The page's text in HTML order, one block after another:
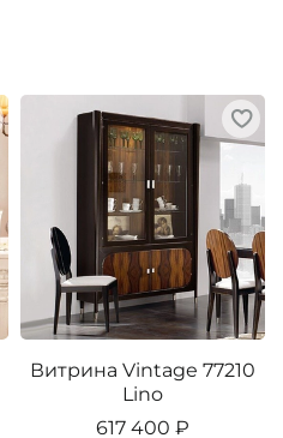
Витрина Vintage 77210
Lino
617 400 ₽